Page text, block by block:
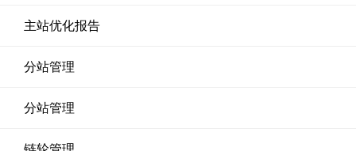
主站优化报告
分站管理
分站管理